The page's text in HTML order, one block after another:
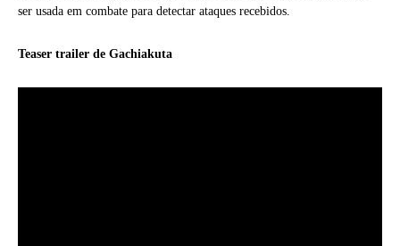
ser usada em combate para detectar ataques recebidos.
Teaser trailer de Gachiakuta